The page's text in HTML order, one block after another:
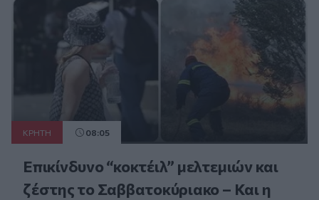
ΚΡΗΤΗ 08:05
Επικίνδυνο “κοκτέιλ” μελτεμιών και
ζέστης το Σαββατοκύριακο – Και η